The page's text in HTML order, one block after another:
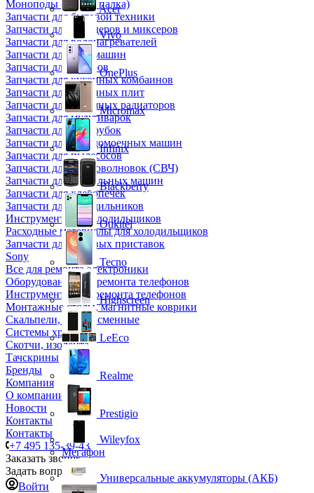
Моноподы (Селфи палка)
Запчасти для бытовой техники
Запчасти для блендеров и миксеров
Запчасти для водонагревателей
Запчасти для кофемашин
Запчасти для кулеров
Запчасти для кухонных комбаинов
Запчасти для кухонных плит
Запчасти для масляных радиаторов
Запчасти для мультиварок
Запчасти для мясорубок
Запчасти для посудомоечных машин
Запчасти для пылесосов
Запчасти для микроволновок (СВЧ)
Запчасти для стиральных машин
Запчасти для хлебопечек
Запчасти для холодильников
Инструмент для холодильщиков
Расходные материалы для холодильщиков
Запчасти для игровых приставок
Sony
Все для ремонта электроники
Оборудование для ремонта телефонов
Инструменты для ремонта телефонов
Монтажные столы, магнитные коврики
Скальпели, лезвия сменные
Системы хранения
Скотчи, изолента
Тачскрины
Бренды
Компания
О компании
Новости
Контакты
Контакты
+7 495 135-39-43
Заказать звонок
Задать вопрос
Войти
Acer
Vivo
OnePlus
Micromax
Infinix
Blackberry
Oukitel
Tecno
Highscreen
LeEco
Realme
Prestigio
Wileyfox
Мегафон
Универсальные аккумуляторы (АКБ)